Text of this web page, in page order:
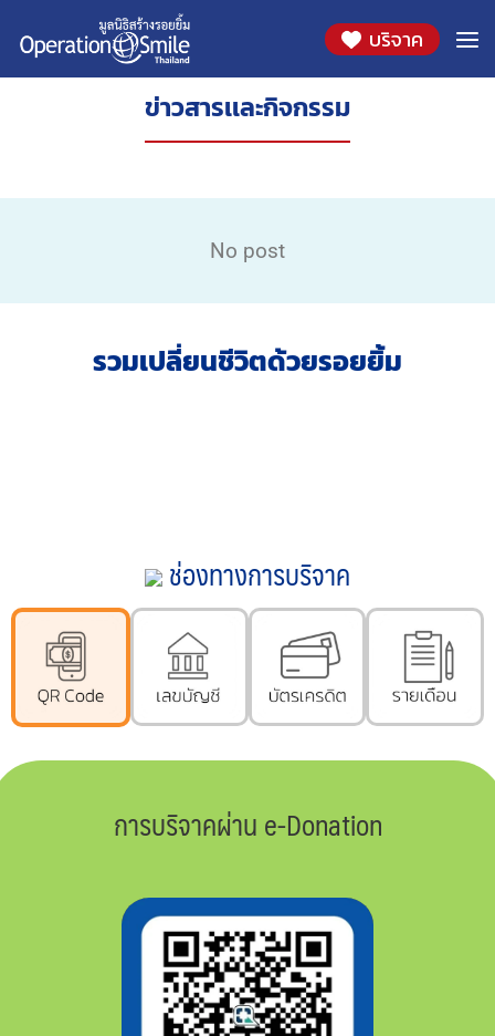
บริจาค
ข่าวสารเเละกิจกรรม
No post
รวมเปลี่ยนชีวิตด้วยรอยยิ้ม
ช่องทางการบริจาค
การบริจาคผ่าน e-Donation